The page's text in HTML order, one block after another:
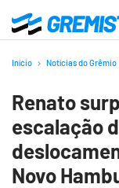
para
principal
Gremistas
Início Notícias do Grêmio
Renato
escalação
Novo